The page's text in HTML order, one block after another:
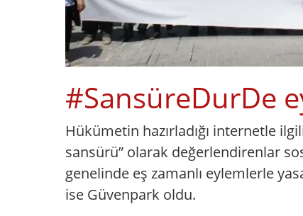
#SansüreDurDe
Hükümetin hazırladığı internetle
sansürü” olarak değerlendirenlar
genelinde eş zamanlı eylemlerle
ise Güvenpark oldu.